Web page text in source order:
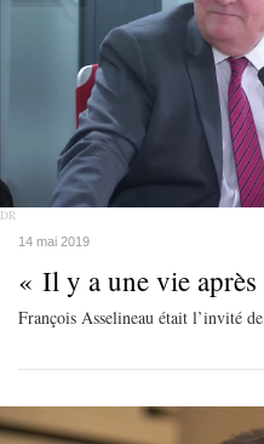
DR
14 mai 2019
« Il y a une vie
François Asselineau était l’invité